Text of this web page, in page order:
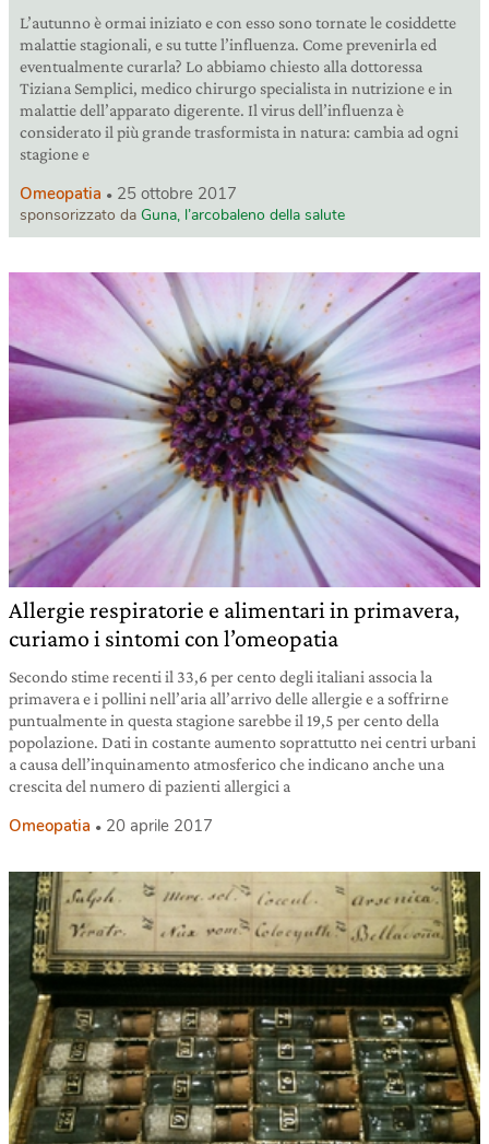
L’autunno è ormai iniziato e con esso sono tornate le cosiddette
malattie stagionali, e su tutte l’influenza. Come prevenirla ed
eventualmente curarla? Lo abbiamo chiesto alla dottoressa
Tiziana Semplici, medico chirurgo specialista in nutrizione e in
malattie dell’apparato digerente. Il virus dell’influenza è
considerato il più grande trasformista in natura: cambia ad ogni
stagione e
Omeopatia 25 ottobre 2017
sponsorizzato da Guna, l’arcobaleno della salute
Allergie respiratorie e alimentari in primavera,
curiamo i sintomi con l’omeopatia
Secondo stime recenti il 33,6 per cento degli italiani associa la
primavera e i pollini nell’aria all’arrivo delle allergie e a soffrirne
puntualmente in questa stagione sarebbe il 19,5 per cento della
popolazione. Dati in costante aumento soprattutto nei centri urbani
a causa dell’inquinamento atmosferico che indicano anche una
crescita del numero di pazienti allergici a
Omeopatia 20 aprile 2017